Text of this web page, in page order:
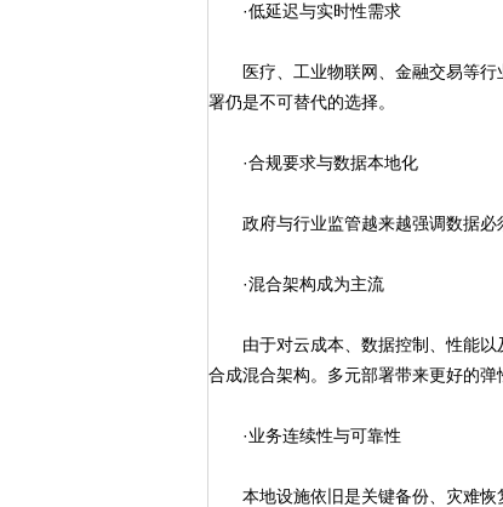
·低延迟与实时性需求
医疗、工业物联网、金融交易等行
署仍是不可替代的选择。
·合规要求与数据本地化
政府与行业监管越来越强调数据必
·混合架构成为主流
由于对云成本、数据控制、性能以
合成混合架构。多元部署带来更好的弹
·业务连续性与可靠性
本地设施依旧是关键备份、灾难恢